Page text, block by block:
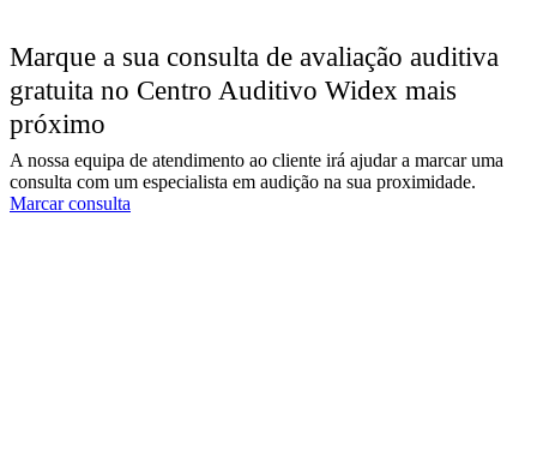
Marque a sua consulta de avaliação auditiva
gratuita no Centro Auditivo Widex mais
próximo
A nossa equipa de atendimento ao cliente irá ajudar a marcar uma
consulta com um especialista em audição na sua proximidade.
Marcar consulta